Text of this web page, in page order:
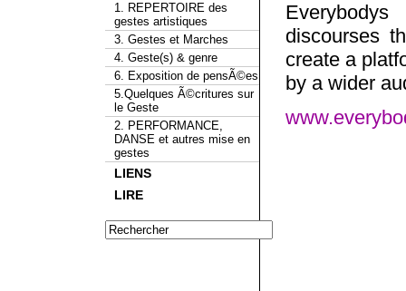
1. REPERTOIRE des
gestes artistiques
3. Gestes et Marches
4. Geste(s) & genre
6. Exposition de pensÃ©es
5.Quelques Ã©critures sur
le Geste
2. PERFORMANCE,
DANSE et autres mise en
gestes
LIENS
LIRE
discourses
create a
by a wider